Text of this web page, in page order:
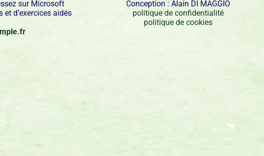
sur Microsoft
et d’exercices aidés
Conception : Alain DI MAGGIO
politique de confidentialité
politique de cookies